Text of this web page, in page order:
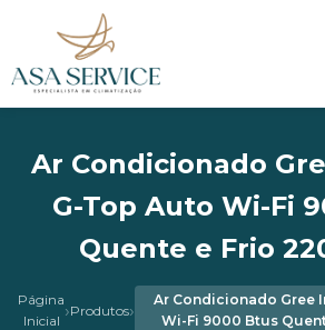
Ar Condicionado
G-Top Auto Wi-Fi
Quente e Frio
Página
Inicial ›Produtos›
Ar Condicionado Gree
Wi-Fi 9000 Btus